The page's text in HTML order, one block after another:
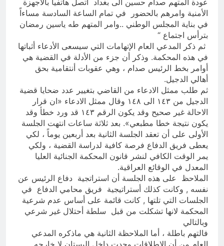
عودة المتهم صدام حسين الى بغداد اتصل هاتفياً بالأجهزة
الأمنية وامرهم بالحضور في تمام الساعة السادسة مساءاً
في بناية المجلس الوطني ..وامر المتهم طه ياسين رمضان
بترأس اجتماع “
ثم ذكر المدعي العام الإتهامات التي سيسعى الأدعاء أثباتها
في هذه المحكمة. وذكر أن جزء من الأدلة في القضية هي
أوامر بخط الرئيس صدام ، وهي عقوبات أنتقامية بحق
أهالي الدجيل.
ثم طلب ممثل الادعاء من القاضي بتغيير عدد ضحايا قضية
الدجيل من ١٤٣ الى ١٤٨ وقال ممثل الادعاء «ان قرار
الاحالة غير صحيح وقد يكون الرقم ١٤٣ قد ورد خطأ وقد
يكون نتيجة خطا مطبعي». بعد ثلاثة ساعات انتهت الجلسة
الأولى على أن تعقد الجلسة الثانية بعد أربعين يوماً ، لكي
يعطى فريق الدفاع فرصة كافية لدراسة القضية ، ولكي
يمر الوقت الكافي لنشر قانون المحكمة الجنائية العليا
المعدل في الوقائع العراقية.
الملاحظ على هذه الجلسة أن استراتجية دفاع الرئيس عن
نفسه , وكانت كذلك أستراتيجية فريق محامي الدفاع في
الجلسات التي تلتها , كانت قائمة على أساس عدم شرعية
المحكمة لانها تشكلت من قبل سلطة أحتلال غير شرعي
وبالتالي
فالتهم باطلة ، أما الملاحظة الثانية هي ماذكره المدعي